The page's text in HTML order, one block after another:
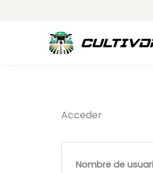
Acceder
Nombre de